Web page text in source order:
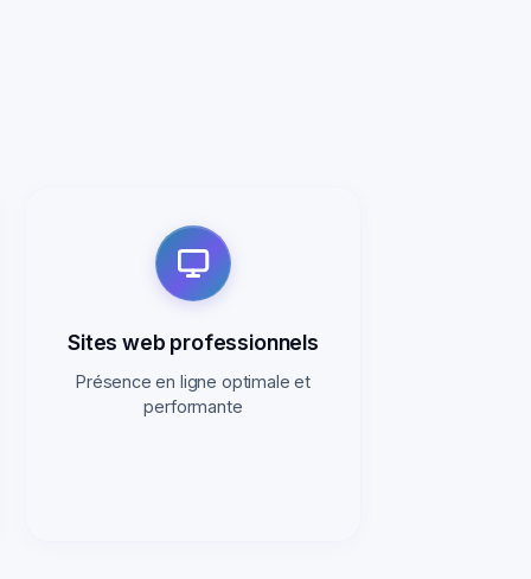
Sites web professionnels
Présence en ligne optimale et
performante